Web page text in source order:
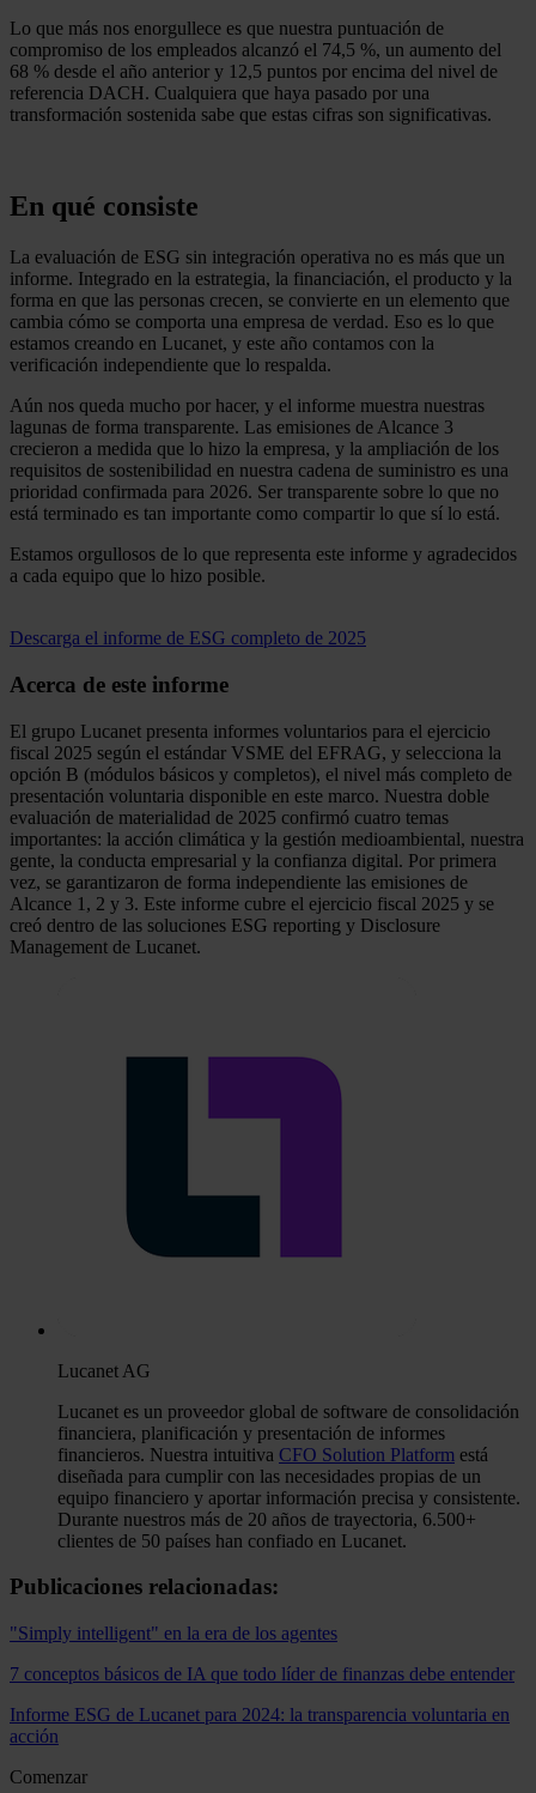
Lo que más nos enorgullece es que nuestra puntuación de
compromiso de los empleados alcanzó el 74,5 %, un aumento del
68 % desde el año anterior y 12,5 puntos por encima del nivel de
referencia DACH. Cualquiera que haya pasado por una
transformación sostenida sabe que estas cifras son significativas.
En qué consiste
La evaluación de ESG sin integración operativa no es más que un
informe. Integrado en la estrategia, la financiación, el producto y la
forma en que las personas crecen, se convierte en un elemento que
cambia cómo se comporta una empresa de verdad. Eso es lo que
estamos creando en Lucanet, y este año contamos con la
verificación independiente que lo respalda.
Aún nos queda mucho por hacer, y el informe muestra nuestras
lagunas de forma transparente. Las emisiones de Alcance 3
crecieron a medida que lo hizo la empresa, y la ampliación de los
requisitos de sostenibilidad en nuestra cadena de suministro es una
prioridad confirmada para 2026. Ser transparente sobre lo que no
está terminado es tan importante como compartir lo que sí lo está.
Estamos orgullosos de lo que representa este informe y agradecidos
a cada equipo que lo hizo posible.
Descarga el informe de ESG completo de 2025
Acerca de este informe
El grupo Lucanet presenta informes voluntarios para el ejercicio
fiscal 2025 según el estándar VSME del EFRAG, y selecciona la
opción B (módulos básicos y completos), el nivel más completo de
presentación voluntaria disponible en este marco. Nuestra doble
evaluación de materialidad de 2025 confirmó cuatro temas
importantes: la acción climática y la gestión medioambiental, nuestra
gente, la conducta empresarial y la confianza digital. Por primera
vez, se garantizaron de forma independiente las emisiones de
Alcance 1, 2 y 3. Este informe cubre el ejercicio fiscal 2025 y se
creó dentro de las soluciones ESG reporting y Disclosure
Management de Lucanet.
Lucanet AG
Lucanet es un proveedor global de software de consolidación
financiera, planificación y presentación de informes
financieros. Nuestra intuitiva CFO Solution Platform está
diseñada para cumplir con las necesidades propias de un
equipo financiero y aportar información precisa y consistente.
Durante nuestros más de 20 años de trayectoria, 6.500+
clientes de 50 países han confiado en Lucanet.
Publicaciones relacionadas:
"Simply intelligent" en la era de los agentes
7 conceptos básicos de IA que todo líder de finanzas debe entender
Informe ESG de Lucanet para 2024: la transparencia voluntaria en
acción
Comenzar